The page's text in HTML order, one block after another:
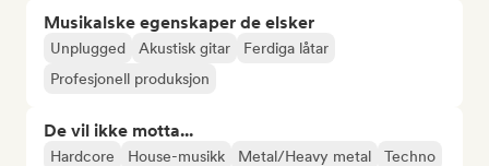
Musikalske egenskaper de elsker
Unplugged Akustisk gitar
Ferdiga låtar
Profesjonell produksjon
De vil ikke motta...
Hardcore House-musikk Metal/Heavy metal
Techno